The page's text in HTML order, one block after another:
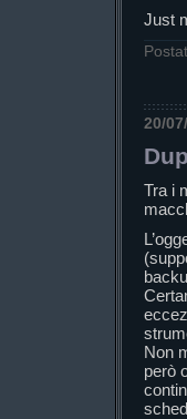
Just
20/
Tra i
Non
però